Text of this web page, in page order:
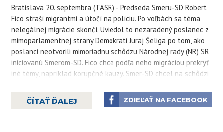
Bratislava 20. septembra (TASR) - Predseda Smeru-SD Robert
Fico straší migrantmi a útočí na políciu. Po voľbách sa téma
nelegálnej migrácie skončí. Uviedol to nezaradený poslanec z
mimoparlamentnej strany Demokrati Juraj Šeliga po tom, ako
poslanci neotvorili mimoriadnu schôdzu Národnej rady (NR) SR
iniciovanú Smerom-SD. Fico chce podľa neho migráciou prekryť
iné témy, napríklad korupčné kauzy. Smer-SD chcel na schôdzi
Šeliga pripomenul, že tému migrácie mohli vyriešiť na
mimoriadnej schôdzi NR SR minulý týždeň, keď mohli poslanci
ČÍTAŤ ĎALEJ ZDIEĽAŤ NA FACEBOOK